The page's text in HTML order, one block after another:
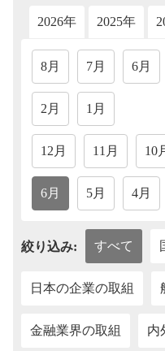
2026年 2025年
8月 7月 6月
2月 1月
12月 11月 10
6月 5月 4月
絞り込み: すべて
日本の企業の取組
金融業界の取組 内